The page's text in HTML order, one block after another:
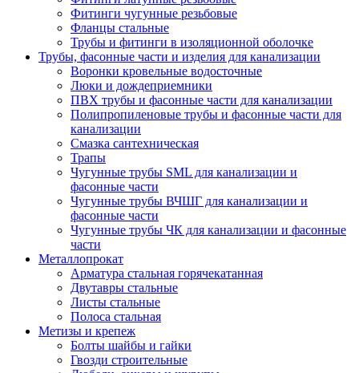
Фитинги чугунные резьбовые
Фланцы стальные
Трубы и фитинги в изоляционной оболочке
Трубы, фасонные части и изделия для канализации
Воронки кровельные водосточные
Люки и дождеприемники
ПВХ трубы и фасонные части для канализации
Полипропиленовые трубы и фасонные части для
канализации
Смазка сантехническая
Трапы
Чугунные трубы SML для канализации и
фасонные части
Чугунные трубы ВЧШГ для канализации и
фасонные части
Чугунные трубы ЧК для канализации и фасонные
части
Металлопрокат
Арматура стальная горячекатанная
Двутавры стальные
Листы стальные
Полоса стальная
Метизы и крепеж
Болты шайбы и гайки
Гвозди строительные